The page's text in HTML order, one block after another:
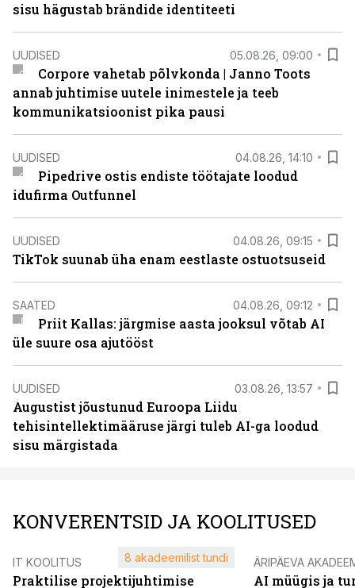
sisu hägustab brändide identiteeti
UUDISED 05.08.26, 09:00
Corpore vahetab põlvkonda | Janno Toots
annab juhtimise uutele inimestele ja teeb
kommunikatsioonist pika pausi
UUDISED 04.08.26, 14:10
Pipedrive ostis endiste töötajate loodud
idufirma Outfunnel
UUDISED 04.08.26, 09:15
TikTok suunab üha enam eestlaste ostuotsuseid
SAATED 04.08.26, 09:12
Priit Kallas: järgmise aasta jooksul võtab AI
üle suure osa ajutööst
UUDISED 03.08.26, 13:57
Augustist jõustunud Euroopa Liidu
tehisintellektimääruse järgi tuleb AI-ga loodud
sisu märgistada
KONVERENTSID JA KOOLITUSED
IT KOOLITUS
Praktilise projektijuhtimise
8 akadeemilist tundi ÄRIPÄEVA
AI müügis ja